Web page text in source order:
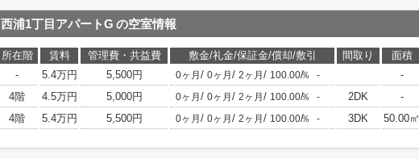
西浦1丁目アパートG の空室情報
所在階 賃料 管理費・共益費 敷金/礼金/保証金/償却/敷引 間取り 面積
-
5.4万円 5,500円 0ヶ月 / 0ヶ月 / 2ヶ月 / 100.00％
/ - -
4階
4.5万円 5,000円 0ヶ月 / 0ヶ月 / 2ヶ月 / 100.00％
/ - 2DK -
4階
5.4万円 5,500円 0ヶ月 / 0ヶ月 / 2ヶ月 / 100.00％
/ - 3DK 50.00㎡